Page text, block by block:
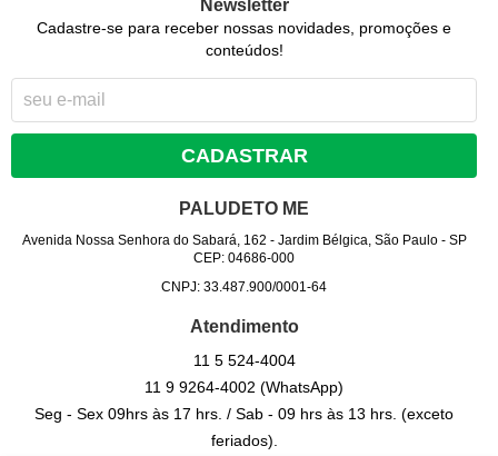
Newsletter
Cadastre-se para receber nossas novidades, promoções e
conteúdos!
CADASTRAR
PALUDETO ME
Avenida Nossa Senhora do Sabará, 162 - Jardim Bélgica, São Paulo- SP
CEP: 04686-000
CNPJ: 33.487.900/0001-64
Atendimento
11 5524-4004
11 9 9264-4002(WhatsApp)
Seg - Sex 09hrs às 17 hrs. / Sab - 09 hrs às 13 hrs. (exceto
feriados).